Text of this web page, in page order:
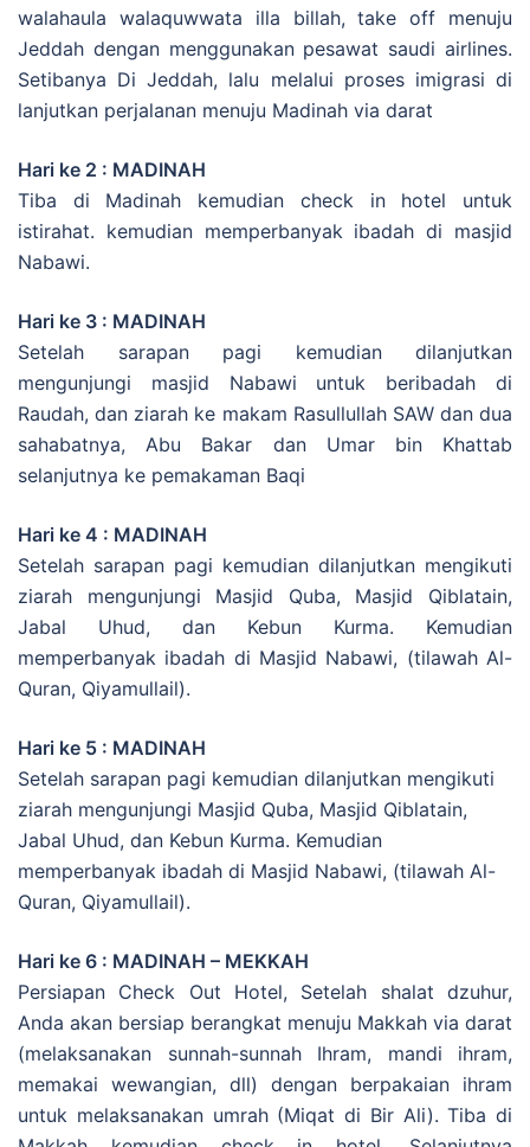
walahaula walaquwwata illa billah, take off menuju
Jeddah dengan menggunakan pesawat saudi airlines.
Setibanya Di Jeddah, lalu melalui proses imigrasi di
lanjutkan perjalanan menuju Madinah via darat
Hari ke 2 : MADINAH
Tiba di Madinah kemudian check in hotel untuk
istirahat. kemudian memperbanyak ibadah di masjid
Nabawi.
Hari ke 3 : MADINAH
Setelah sarapan pagi kemudian dilanjutkan
mengunjungi masjid Nabawi untuk beribadah di
Raudah, dan ziarah ke makam Rasullullah SAW dan dua
sahabatnya, Abu Bakar dan Umar bin Khattab
selanjutnya ke pemakaman Baqi
Hari ke 4 : MADINAH
Setelah sarapan pagi kemudian dilanjutkan mengikuti
ziarah mengunjungi Masjid Quba, Masjid Qiblatain,
Jabal Uhud, dan Kebun Kurma. Kemudian
memperbanyak ibadah di Masjid Nabawi, (tilawah Al-
Quran, Qiyamullail).
Hari ke 5 : MADINAH
Setelah sarapan pagi kemudian dilanjutkan mengikuti
ziarah mengunjungi Masjid Quba, Masjid Qiblatain,
Jabal Uhud, dan Kebun Kurma. Kemudian
memperbanyak ibadah di Masjid Nabawi, (tilawah Al-
Quran, Qiyamullail).
Hari ke 6 : MADINAH – MEKKAH
Persiapan Check Out Hotel, Setelah shalat dzuhur,
Anda akan bersiap berangkat menuju Makkah via darat
(melaksanakan sunnah-sunnah Ihram, mandi ihram,
memakai wewangian, dll) dengan berpakaian ihram
untuk melaksanakan umrah (Miqat di Bir Ali). Tiba di